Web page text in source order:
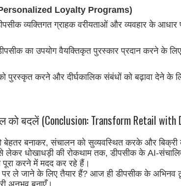
(Personalized Loyalty Programs)
व्यक्तिगत ग्राहक वरीयताओं और व्यवहार के
का उपयोग वैयक्तिकृत पुरस्कार प्रदान करने के
पुरस्कृत करने और दीर्घकालिक संबंधों को बढ़ावा देने के
को बदलें (Conclusion: Transform Retail with
बनाकर, संचालन को सुव्यवस्थित करके और बिक्री
धोखाधड़ी की रोकथाम तक, डीपसीक के AI-
करने में मदद कर रहे हैं।
ले जाने के लिए तैयार हैं? आज ही डीपसीक के अभिनव